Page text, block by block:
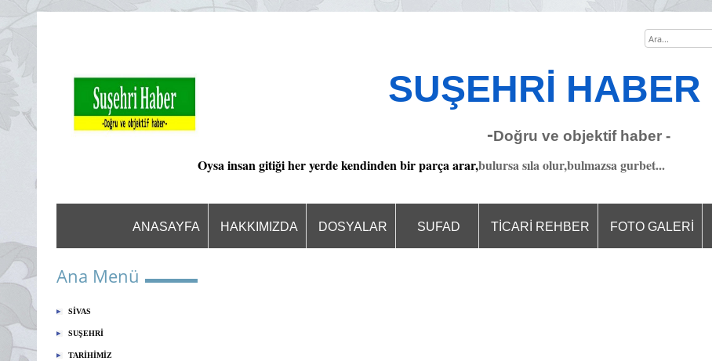
SUŞEHRİ HABER
-Doğru ve objektif haber -
Oysa insan gitiği her yerde kendinden bir parça arar,bulursa sıla olur,bulmazsa gurbet...
ANASAYFA HAKKIMIZDA DOSYALAR SUFAD TİCARİ REHBER FOTO GALERİ
Ana Menü
SİVAS
SUŞEHRİ
TARİHİMİZ